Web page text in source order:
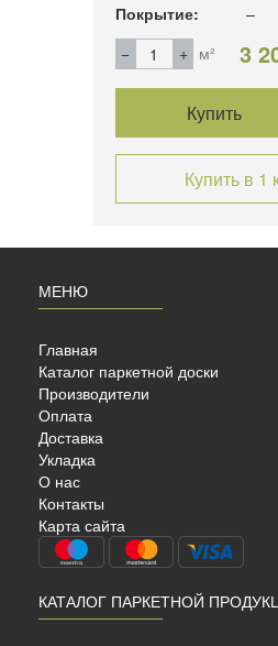
Покрытие:
–
м²
3
Купить
Купить в 1
МЕНЮ
Главная
Каталог паркетной доски
Производители
Оплата
Доставка
Укладка
О нас
Контакты
Карта сайта
КАТАЛОГ ПАРКЕТНОЙ